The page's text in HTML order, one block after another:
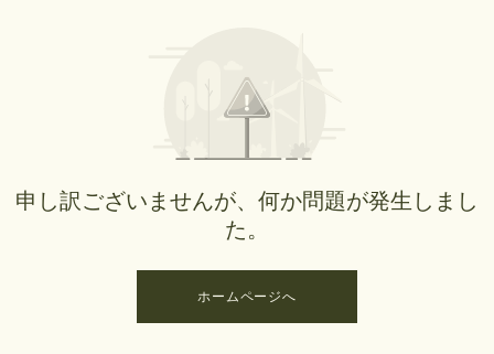
申し訳ございませんが、何か問題が発生しまし
た。
ホームページへ